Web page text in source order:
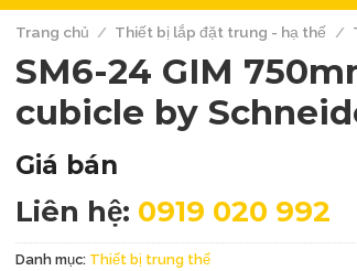
Trang chủ / Thiết bị lắp đặt trung - hạ thế /
SM6-24 GIM
cubicle by
Giá bán
Liên hệ: 0919 020 992
Danh mục: Thiết bị trung thế